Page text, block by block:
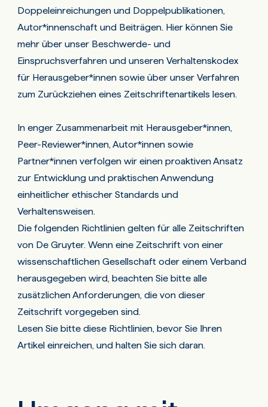
Doppeleinreichungen und Doppelpublikationen,
Autor*innenschaft und Beiträgen. Hier können Sie
mehr über unser Beschwerde- und
Einspruchsverfahren und unseren Verhaltenskodex
für Herausgeber*innen sowie über unser Verfahren
zum Zurückziehen eines Zeitschriftenartikels lesen.
In enger Zusammenarbeit mit Herausgeber*innen,
Peer-Reviewer*innen, Autor*innen sowie
Partner*innen verfolgen wir einen proaktiven Ansatz
zur Entwicklung und praktischen Anwendung
einheitlicher ethischer Standards und
Verhaltensweisen.
Die folgenden Richtlinien gelten für alle Zeitschriften
von De Gruyter. Wenn eine Zeitschrift von einer
wissenschaftlichen Gesellschaft oder einem Verband
herausgegeben wird, beachten Sie bitte alle
zusätzlichen Anforderungen, die von dieser
Zeitschrift vorgegeben sind.
Lesen Sie bitte diese Richtlinien, bevor Sie Ihren
Artikel einreichen, und halten Sie sich daran.